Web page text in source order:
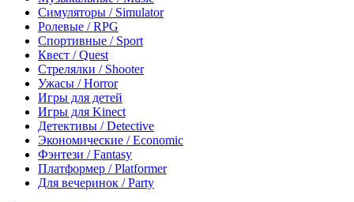
Симуляторы / Simulator
Ролевые / RPG
Спортивные / Sport
Квест / Quest
Стрелялки / Shooter
Ужасы / Horror
Игры для детей
Игры для Kinect
Детективы / Detective
Экономические / Economic
Фэнтези / Fantasy
Платформер / Platformer
Для вечеринок / Party